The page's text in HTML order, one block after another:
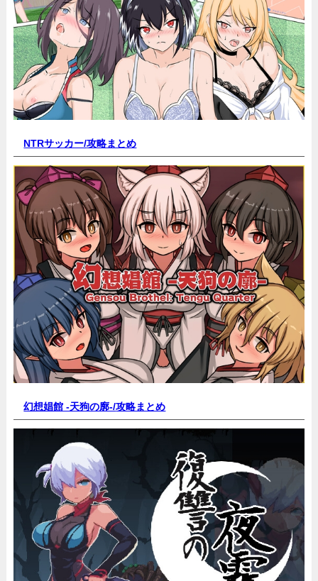
NTRサッカー/攻略まとめ
幻想娼館 -天狗の廓-/攻略まとめ